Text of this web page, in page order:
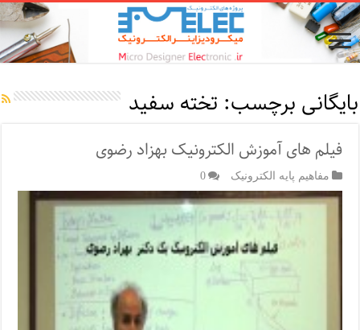
بایگانی برچسب: تخته سفید
فیلم های آموزش الکترونیک بهزاد رضوی
مفاهیم پایه الکترونیک 0